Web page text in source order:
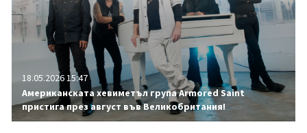
18.05.2026 15:47
Американската хевиметъл група Armored Saint
пристига през август във Великобритания!